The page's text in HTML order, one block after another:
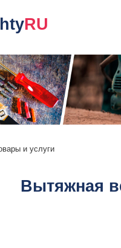
RU
и услуги
Вытяжная